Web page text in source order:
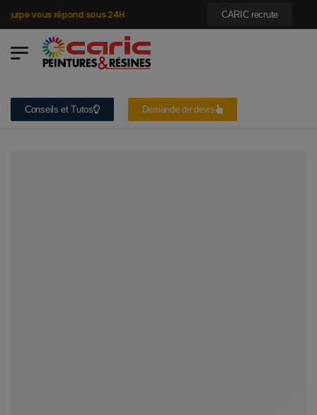
vous répond sous 24H CARIC recrute
Conseils et Tutos Demande de devis